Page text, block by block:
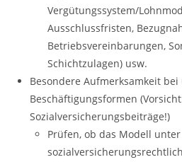
Vergütungssystem/
Ausschlussfristen,
Betriebsvereinbarungen,
Schichtzulagen) usw.
Besondere Aufmerksamkeit
Beschäftigungsformen
Sozialversicherungsbeiträge!)
Prüfen, ob das Modell unter